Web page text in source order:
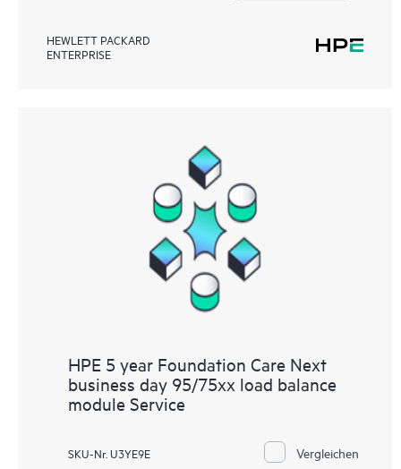
HEWLETT PACKARD
ENTERPRISE
HPE 5 year Foundation Care Next
business day 95/75xx load balance
module Service
SKU-Nr. U3YE9E Vergleichen